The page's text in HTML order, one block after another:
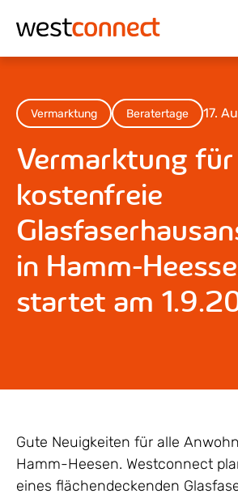
Hauptnavigation
Vermarktung Beratertage 17.
Vermarktung für
kostenfreie
in Hamm-
startet am
Gute Neuigkeiten für alle
Hamm-Heesen. Westconnect
eines flächendeckenden